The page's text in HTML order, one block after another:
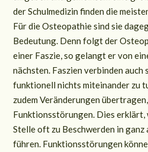
der Schulmedizin finden die
Für die Osteopathie sind sie
Bedeutung. Denn folgt der
einer Faszie, so gelangt er von
nächsten. Faszien verbinden auch
funktionell nichts miteinander zu
zudem Veränderungen
Funktionsstörungen. Dies erklärt,
Stelle oft zu Beschwerden in
führen. Funktionsstörungen